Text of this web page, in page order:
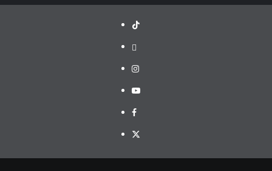
TikTok
threads
Instagram
Youtube
Facebook
X